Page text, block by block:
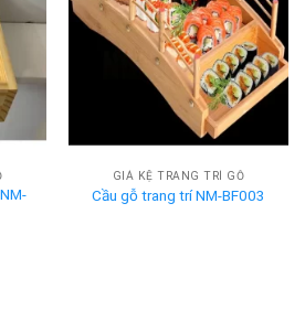
GIÁ KỆ TRANG TRÍ GỖ
Cầu gỗ trang trí NM-BF003